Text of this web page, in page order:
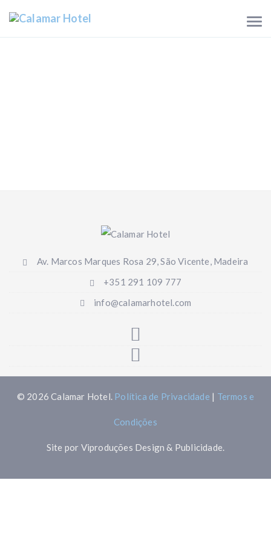
Av. Marcos Marques Rosa 29, São Vicente, Madeira
+351 291 109 777
info@calamarhotel.com
© 2026 Calamar Hotel. Política de Privacidade | Termos e
Condições
Site por Viproduções Design & Publicidade.